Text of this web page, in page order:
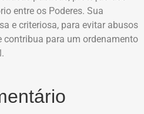
entre os Poderes. Sua
e criteriosa, para evitar abusos
contribua para um ordenamento